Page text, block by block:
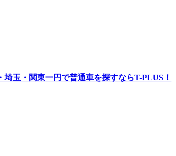
玉・関東一円で普通車を探すならT-PLUS！